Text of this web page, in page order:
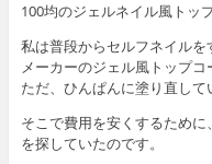
100均のジェルネイル風トッ
私は普段からセルフネイル
メーカーのジェル風トップコ
ただ、ひんぱんに塗り直して
そこで費用を安くするため
を探していたのです。